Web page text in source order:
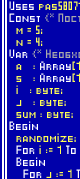
Uses
Const {*
m = 5;
n = 4;
Var {*
a : Array
s : Array
i : byte;
j : byte;
sum : byte;
Begin
randomize;
For i := 1 To
Begin
For j := 1